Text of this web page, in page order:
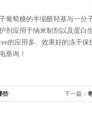
葡萄糖的半缩醛羟基与一
剂应用于纳米制剂以及蛋
的应用多、效果好的冻干保
垂询！
些 下一篇：